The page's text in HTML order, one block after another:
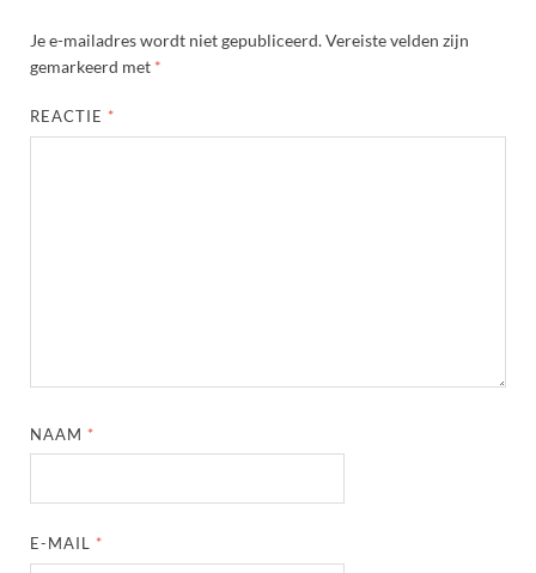
Je e-mailadres wordt niet gepubliceerd.Vereiste velden zijn
gemarkeerd met *
REACTIE *
NAAM *
E-MAIL *